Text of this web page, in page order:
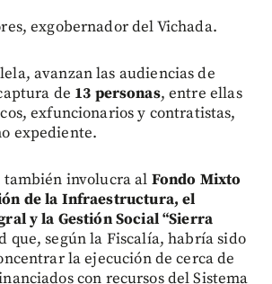
exgobernador del Vichada.
avanzan las audiencias de
de 13 personas, entre ellas
exfuncionarios y contratistas,
expediente.
también involucra al Fondo Mixto
de la Infraestructura, el
y la Gestión Social “Sierra
que, según la Fiscalía, habría sido
la ejecución de cerca de
con recursos del Sistema